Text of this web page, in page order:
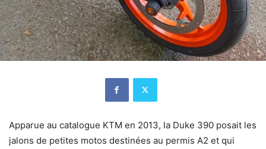
Apparue au catalogue KTM en 2013, la Duke 390 posait les
jalons de petites motos destinées au permis A2 et qui